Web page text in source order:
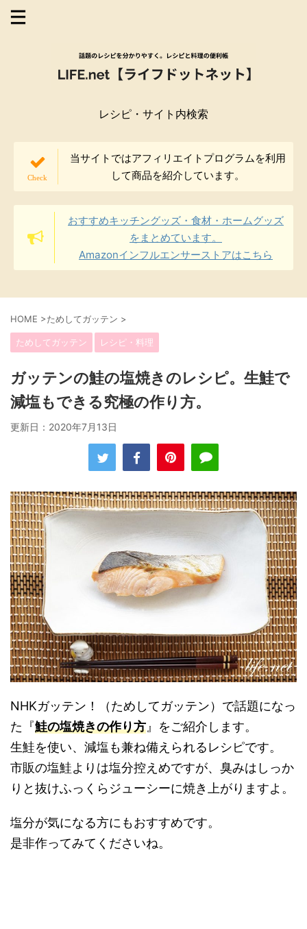
レシピ・サイト内検索
当サイトではアフィリエイトプログラムを利用
して商品を紹介しています。
おすすめキッチングッズ・食材・ホームグッズ
をまとめています。
Amazonインフルエンサーストアはこちら
HOME >ためしてガッテン >
ためしてガッテン レシピ・料理
ガッテンの鮭の塩焼きのレシピ。生鮭で
減塩もできる究極の作り方。
更新日： 2020年7月13日
NHKガッテン！（ためしてガッテン）で話題になっ
た『鮭の塩焼きの作り方 』をご紹介します。
生鮭を使い、減塩も兼ね備えられるレシピです。
市販の塩鮭よりは塩分控えめですが、臭みはしっか
りと抜けふっくらジューシーに焼き上がりますよ。
塩分が気になる方にもおすすめです。
是非作ってみてくださいね。